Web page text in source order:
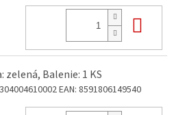
zelená, Balenie: 1 KS
EAN: 8591806149540